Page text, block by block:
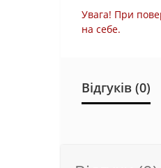
Увага! При
на себе.
Відгуків (0)